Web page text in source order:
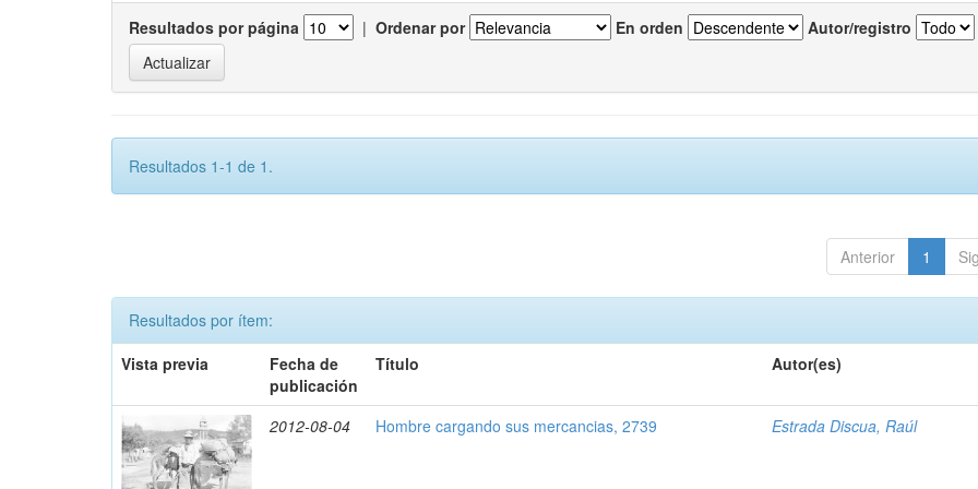
Resultados por página | Ordenar por En orden Autor/registro
Resultados 1-1 de 1.
Anterior 1
Resultados por ítem:
Vista previa
Fecha de
publicación
Título Autor(es)
2012-08-04 Hombre cargando sus mercancias, 2739 Estrada Discua, Raúl